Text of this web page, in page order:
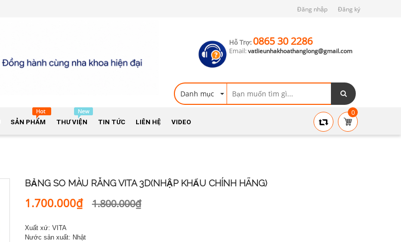
Đăng nhập Đăng ký
Hỗ Trợ: 0865 30 2286
Email:vatlieunhakhoathanglong@gmail.com
Danh mục
SẢN PHẨM THƯ VIỆN TIN TỨC LIÊN HỆ VIDEO
0
BẢNG SO MÀU RĂNG VITA 3D(NHẬP KHẨU CHÍNH HÃNG)
1.700.000₫ 1.800.000₫
Xuất xứ: VITA
Nước sản xuất: Nhật